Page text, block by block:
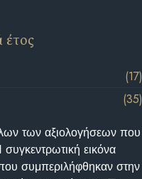
έτος
(17)
(35)
των αξιολογήσεων που
εικόνα
που συμπεριλήφθηκαν στην